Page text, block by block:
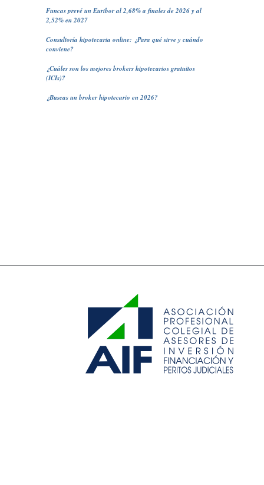
Funcas prevé un Euribor al 2,68% a finales de 2026 y al
2,52% en 2027
Consultoría hipotecaria online: ¿Para qué sirve y cuándo
conviene?
¿Cuáles son los mejores brokers hipotecarios gratuitos
(ICIs)?
¿Buscas un broker hipotecario en 2026?